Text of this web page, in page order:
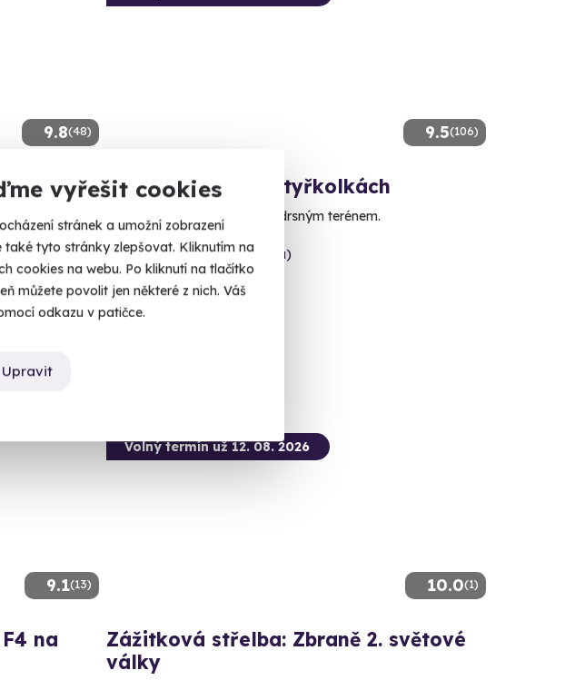
vyřešit cookies
stránek a umožní zobrazení
také tyto stránky zlepšovat. Kliknutím na
cookies na webu. Po kliknutí na tlačítko
můžete povolit jen některé z nich. Váš
odkazu v patičce.
Upravit
9.8(48)
- 24
9.5(106)
Offroad jízda na čtyřkolkách
Užijte si adrenalinovou jízdu drsným terénem.
Vílanec (+ 1 další lokalita)
2 090 Kč
9.1(13)
na
10.0(1)
Volný termín už 12. 08. 2026
Zážitková střelba: Zbraně 2. světové
války